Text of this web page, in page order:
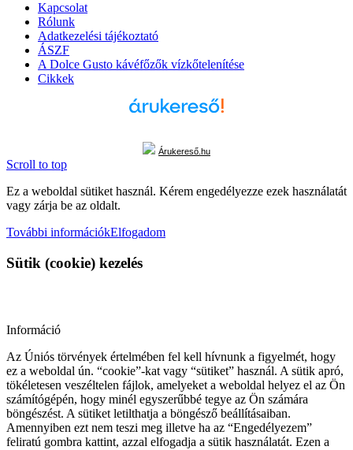
Kapcsolat
Rólunk
Adatkezelési tájékoztató
ÁSZF
A Dolce Gusto kávéfőzők vízkőtelenítése
Cikkek
Árukereső.hu
Scroll to top
Ez a weboldal sütiket használ. Kérem engedélyezze ezek használatát
vagy zárja be az oldalt.
További információkElfogadom
Sütik (cookie) kezelés
Információ
Az Úniós törvények értelmében fel kell hívnunk a figyelmét, hogy
ez a weboldal ún. “cookie”-kat vagy “sütiket” használ. A sütik apró,
tökéletesen veszéltelen fájlok, amelyeket a weboldal helyez el az Ön
számítógépén, hogy minél egyszerűbbé tegye az Ön számára
böngészést. A sütiket letilthatja a böngésző beállításaiban.
Amennyiben ezt nem teszi meg illetve ha az “Engedélyezem”
feliratú gombra kattint, azzal elfogadja a sütik használatát. Ezen a